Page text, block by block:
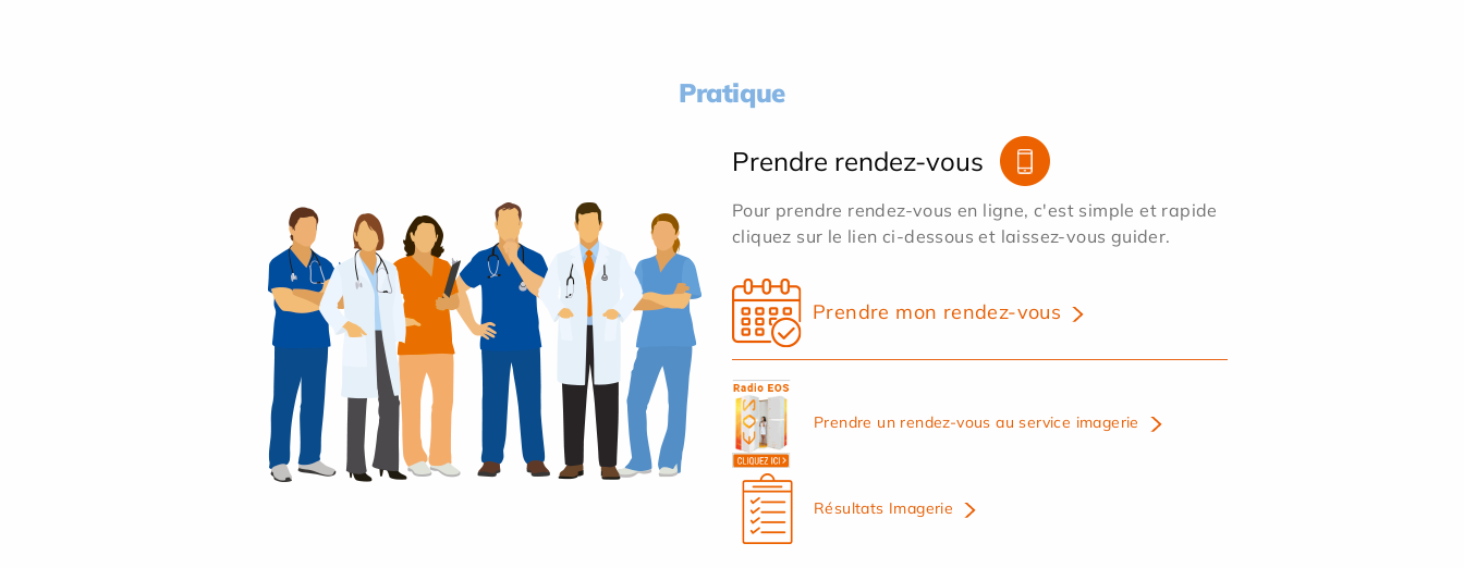
Pratique
Prendre rendez-vous
Pour prendre rendez-vous en ligne, c'est simple et rapide
cliquez sur le lien ci-dessous et laissez-vous guider.
Prendre mon rendez-vous
Prendre un rendez-vous au service imagerie
Résultats Imagerie